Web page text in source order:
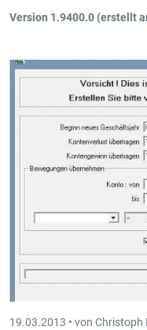
Version 1.9400.0 (erstellt
Eingabe: Wenn keines
angehakt ist, dann
machen.
19.03.2013 • von Christoph